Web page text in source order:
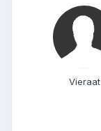
Vieraat